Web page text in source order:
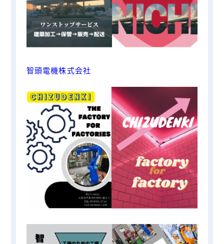
智頭電機株式会社